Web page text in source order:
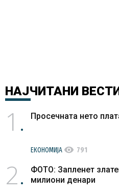
НАЈЧИТАНИ
1 Просечната нето
ЕКОНОМИЈА visibility 791
2
ФОТО: Запленет
милиони денари